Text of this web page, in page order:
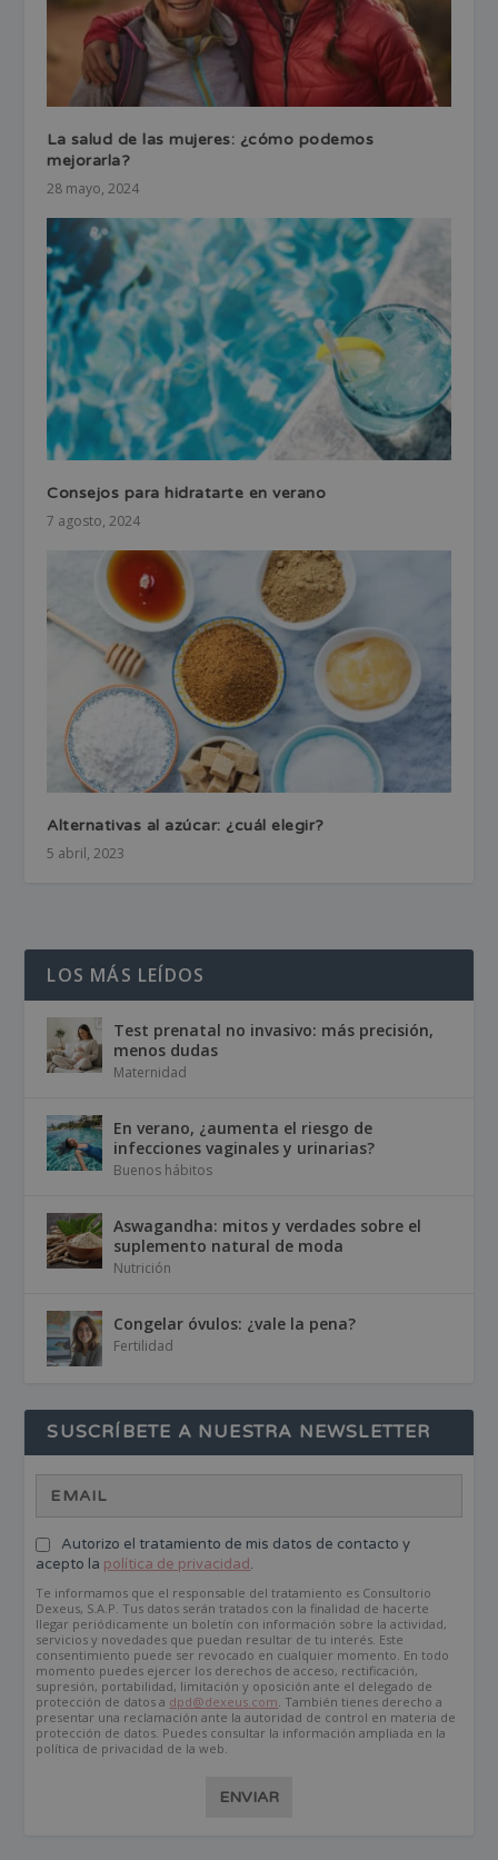
La salud de las mujeres: ¿cómo podemos
mejorarla?
28 mayo, 2024
Consejos para hidratarte en verano
7 agosto, 2024
Alternativas al azúcar: ¿cuál elegir?
5 abril, 2023
LOS MÁS LEÍDOS
Test prenatal no invasivo: más precisión,
menos dudas
Maternidad
En verano, ¿aumenta el riesgo de
infecciones vaginales y urinarias?
Buenos hábitos
Aswagandha: mitos y verdades sobre el
suplemento natural de moda
Nutrición
Congelar óvulos: ¿vale la pena?
Fertilidad
SUSCRÍBETE A NUESTRA NEWSLETTER
Autorizo el tratamiento de mis datos de contacto y
acepto la política de privacidad.
Te informamos que el responsable del tratamiento es Consultorio
Dexeus, S.A.P. Tus datos serán tratados con la finalidad de hacerte
llegar periódicamente un boletín con información sobre la actividad,
servicios y novedades que puedan resultar de tu interés. Este
consentimiento puede ser revocado en cualquier momento. En todo
momento puedes ejercer los derechos de acceso, rectificación,
supresión, portabilidad, limitación y oposición ante el delegado de
protección de datos a dpd@dexeus.com. También tienes derecho a
presentar una reclamación ante la autoridad de control en materia de
protección de datos. Puedes consultar la información ampliada en la
política de privacidad de la web.
ENVIAR